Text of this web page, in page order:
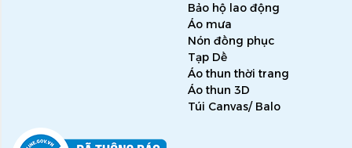
Bảo hộ lao động
Áo mưa
Nón đồng phục
Tạp Dề
Áo thun thời trang
Áo thun 3D
Túi Canvas/ Balo